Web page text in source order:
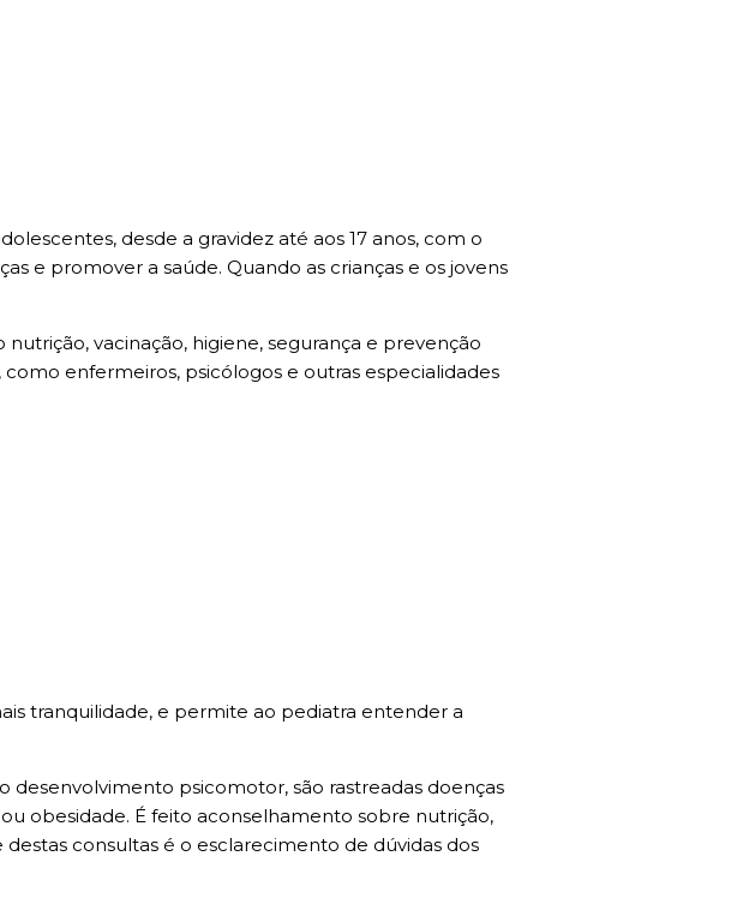
desde a gravidez até aos 17 anos, com o
e promover a saúde. Quando as crianças e os jovens
vacinação, higiene, segurança e prevenção
enfermeiros, psicólogos e outras especialidades
tranquilidade, e permite ao pediatra entender a
desenvolvimento psicomotor, são rastreadas doenças
obesidade. É feito aconselhamento sobre nutrição,
consultas é o esclarecimento de dúvidas dos